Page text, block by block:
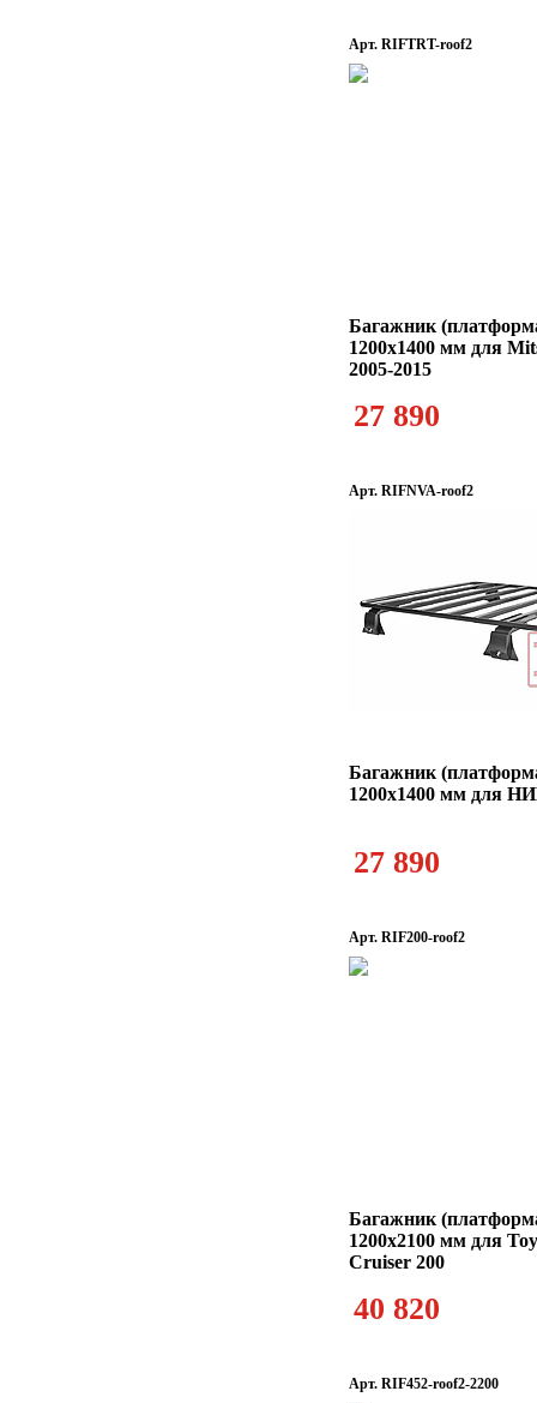
Арт. RIFTRT-roof2
Багажник
1200х1400 мм для
2005-2015
27 890
Арт. RIFNVA-roof2
Багажник
1200х1400 мм для
27 890
Арт. RIF200-roof2
Багажник
1200х2100 мм для
Cruiser 200
40 820
Арт. RIF452-roof2-2200